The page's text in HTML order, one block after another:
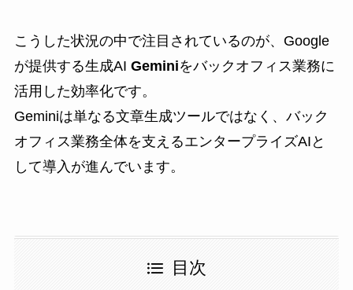
こうした状況の中で注目されているのが、Google
が提供する生成AI Geminiをバックオフィス業務に
活用した効率化です。
Geminiは単なる文章生成ツールではなく、バック
オフィス業務全体を支えるエンタープライズAIと
して導入が進んでいます。
目次